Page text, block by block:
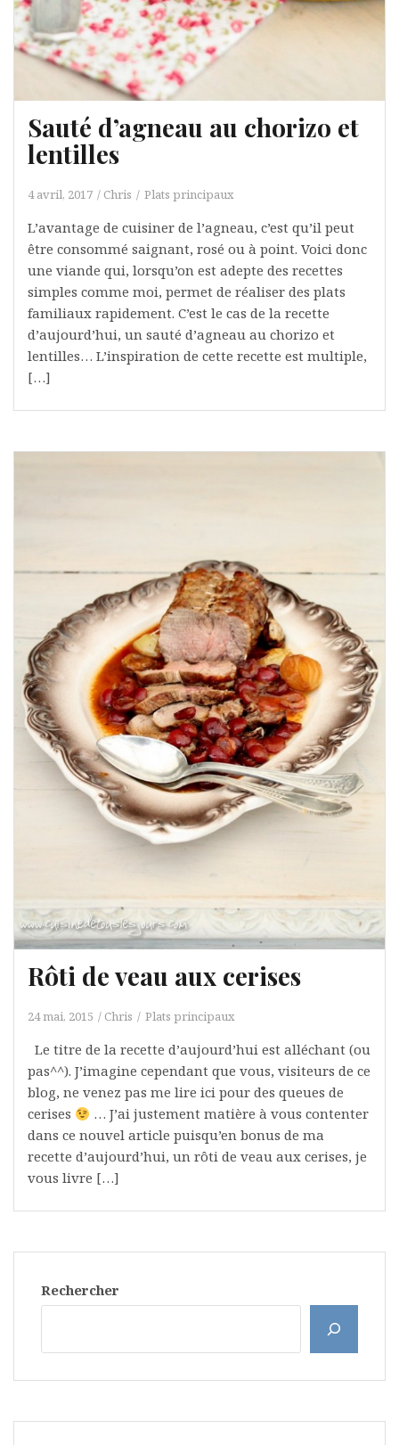
Sauté d’agneau au chorizo et
lentilles
4 avril, 2017 Chris Plats principaux
L’avantage de cuisiner de l’agneau, c’est qu’il peut
être consommé saignant, rosé ou à point. Voici donc
une viande qui, lorsqu’on est adepte des recettes
simples comme moi, permet de réaliser des plats
familiaux rapidement. C’est le cas de la recette
d’aujourd’hui, un sauté d’agneau au chorizo et
lentilles… L’inspiration de cette recette est multiple,
[…]
Rôti de veau aux cerises
24 mai, 2015 Chris Plats principaux
Le titre de la recette d’aujourd’hui est alléchant (ou
pas^^). J’imagine cependant que vous, visiteurs de ce
blog, ne venez pas me lire ici pour des queues de
cerises
… J’ai justement matière à vous contenter
dans ce nouvel article puisqu’en bonus de ma
recette d’aujourd’hui, un rôti de veau aux cerises, je
vous livre […]
Rechercher